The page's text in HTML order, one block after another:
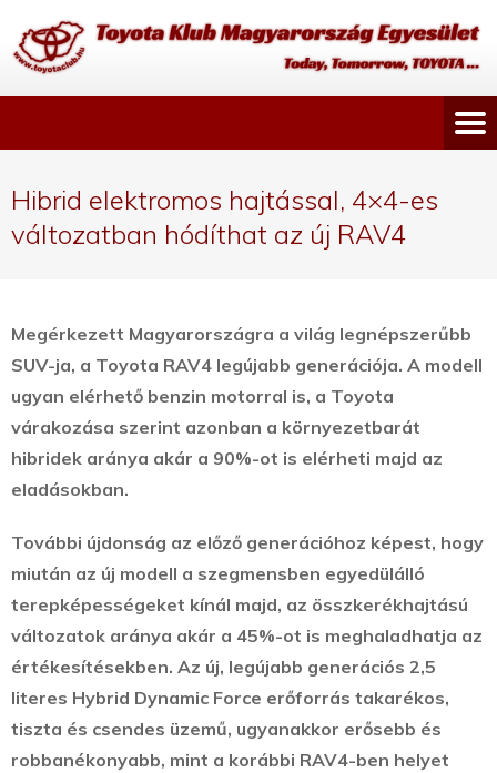
Hibrid elektromos hajtással, 4×4-es
változatban hódíthat az új RAV4
Megérkezett Magyarországra a világ legnépszerűbb
SUV-ja, a Toyota RAV4 legújabb generációja. A modell
ugyan elérhető benzin motorral is, a Toyota
várakozása szerint azonban a környezetbarát
hibridek aránya akár a 90%-ot is elérheti majd az
eladásokban.
További újdonság az előző generációhoz képest, hogy
miután az új modell a szegmensben egyedülálló
terepképességeket kínál majd, az összkerékhajtású
változatok aránya akár a 45%-ot is meghaladhatja az
értékesítésekben. Az új, legújabb generációs 2,5
literes Hybrid Dynamic Force erőforrás takarékos,
tiszta és csendes üzemű, ugyanakkor erősebb és
robbanékonyabb, mint a korábbi RAV4-ben helyet